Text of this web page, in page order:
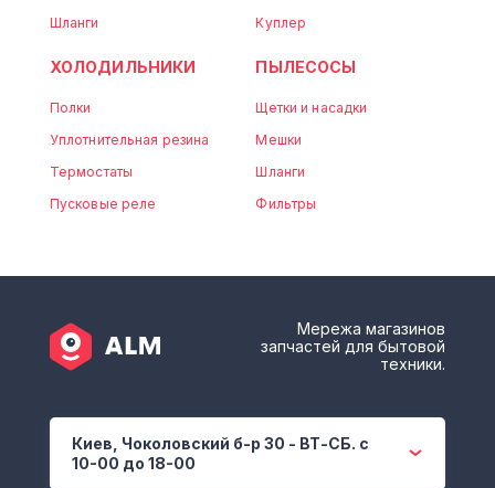
Шланги
Куплер
ХОЛОДИЛЬНИКИ
Полки
Уплотнительная резина
Термостаты
Пусковые реле
ПЫЛЕСОСЫ
Щетки и насадки
Мешки
Шланги
Фильтры
Мережа магазинов
запчастей для бытовой
техники.
Киев, Чоколовский б-р 30 - ВТ-СБ. с
10-00 до 18-00